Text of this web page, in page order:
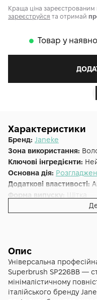
Краща ціна
зареєструйся та отримай
𒊹 Товар у
Характеристики
Бренд: Janeke
Зона використання:
Ключові інгредієнти:
Основна дія:
Додаткові властивості:
Форма випуску:
Щітка
Опис
Універсальна
Superbrush SP226BB —
мінімалістичному
італійського бренду